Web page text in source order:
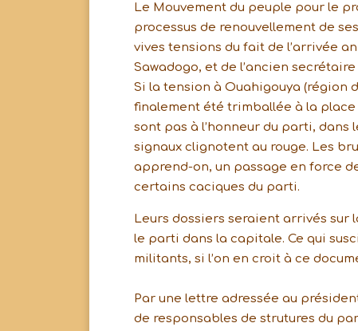
Le Mouvement du peuple pour le
processus de renouvellement de
vives tensions du fait de l’arrivée
Sawadogo, et de l’ancien
Si la tension à Ouahigouya (région
finalement été trimballée à la
sont pas à l’honneur du parti,
signaux clignotent au rouge. Les
apprend-on, un passage en force
certains caciques du parti.
Leurs dossiers seraient arrivés
le parti dans la capitale. Ce qui
militants, si l’on en croit à ce
Par une lettre adressée au
de responsables de strutures du